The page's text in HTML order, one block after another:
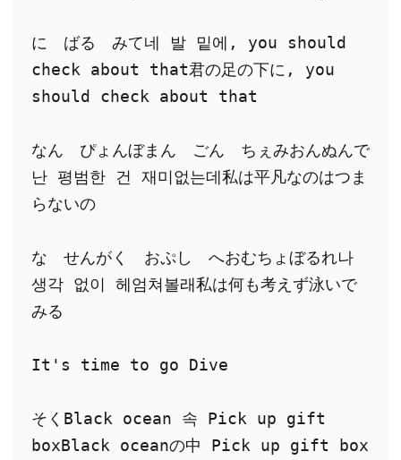
に　ばる　みて네 발 밑에, you should
check about that君の足の下に, you
should check about that
なん　ぴょんぼまん　ごん　ちぇみおんぬんで
난 평범한 건 재미없는데私は平凡なのはつま
らないの
な　せんがく　おぷし　へおむちょぼるれ나
생각 없이 헤엄쳐볼래私は何も考えず泳いで
みる
It's time to go Dive
そくBlack ocean 속 Pick up gift
boxBlack oceanの中 Pick up gift box